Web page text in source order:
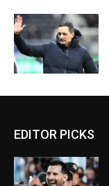
EDITOR PICKS